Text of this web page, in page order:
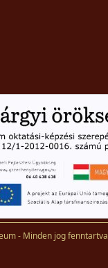
- Minden jog fenntartva